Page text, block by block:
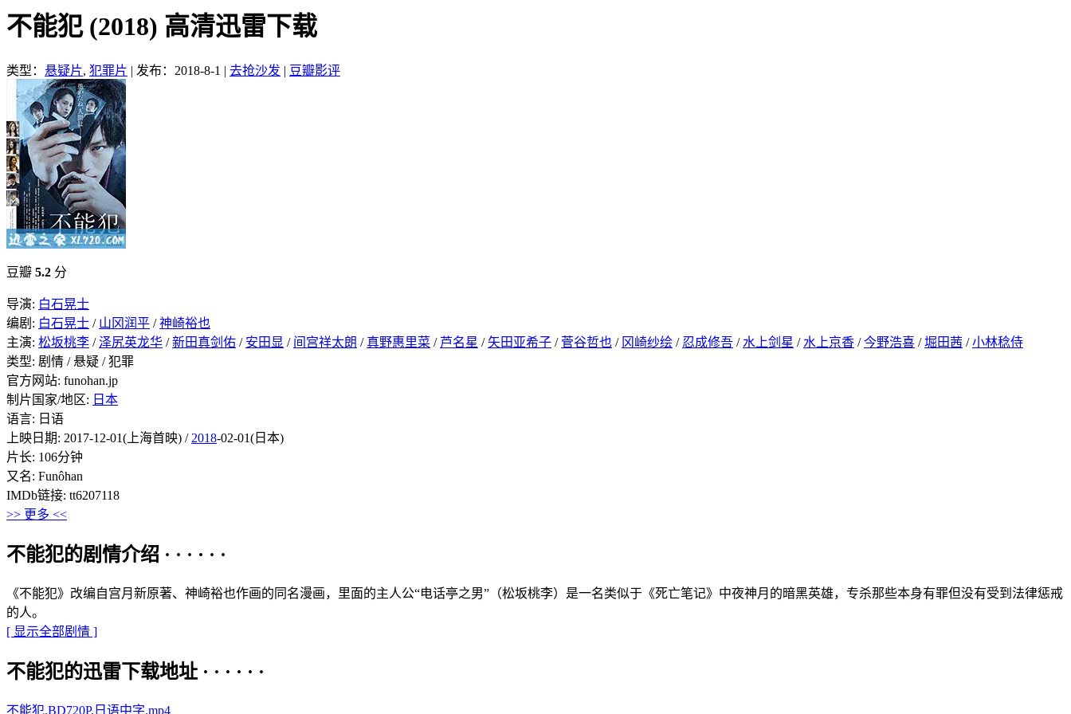
不能犯 (2018) 高清迅雷下载
类型： 悬疑片, 犯罪片 | 发布：2018-8-1 | 去抢沙发 | 豆瓣影评
豆瓣 5.2 分
导演: 白石晃士
编剧: 白石晃士 / 山冈润平 /神崎裕也
主演: 松坂桃李 /泽尻英龙华 /新田真剑佑 / 安田显 / 间宫祥太朗 / 真野惠里菜 / 芦名星 / 矢田亚希子 / 菅谷哲也 / 冈崎纱绘 / 忍成修吾 / 水上剑星 / 水上京香 /今野浩喜 /堀田茜 /小林稔侍
类型: 剧情 / 悬疑 / 犯罪
官方网站: funohan.jp
制片国家/地区: 日本
语言: 日语
上映日期: 2017-12-01(上海首映) / 2018-02-01(日本)
片长: 106分钟
又名: Funôhan
IMDb链接: tt6207118
>> 更多 <<
不能犯的剧情介绍 · · · · · ·
《不能犯》改编自宫月新原著、神崎裕也作画的同名漫画，里面的主人公“电话亭之男”（松坂桃李）是一名类似于《死亡笔记》中夜神月的暗黑英雄，专杀那些本身有罪但没有受到法律惩戒
的人。
[ 显示全部剧情 ]
不能犯的迅雷下载地址 · · · · · ·
不能犯.BD720P.日语中字.mp4